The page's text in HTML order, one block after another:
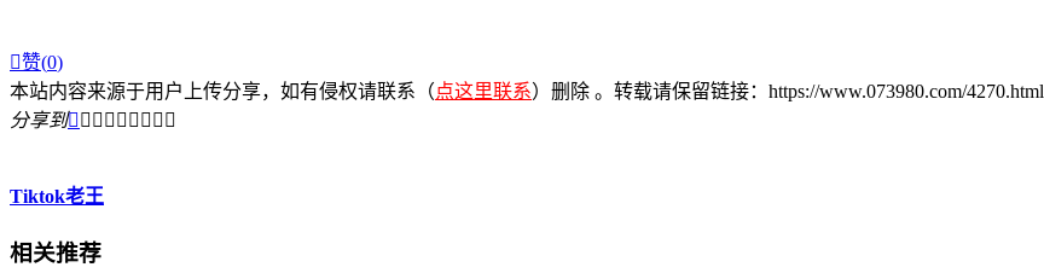
赞(0)
本站内容来源于用户上传分享，如有侵权请联系（点这里联系）删除 。转载请保留链接：https://www.073980.com/4270.html
分享到        
Tiktok老王
相关推荐